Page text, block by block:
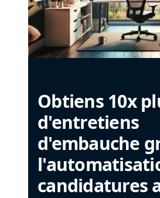
Obtiens 10x
d'entretiens
d'embauche
candidatures